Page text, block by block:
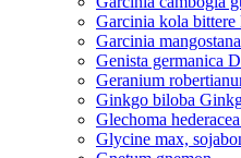
Garcinia kola bittere
Garcinia
Genista germanica
Geranium
Ginkgo biloba
Glechoma
Glycine max,